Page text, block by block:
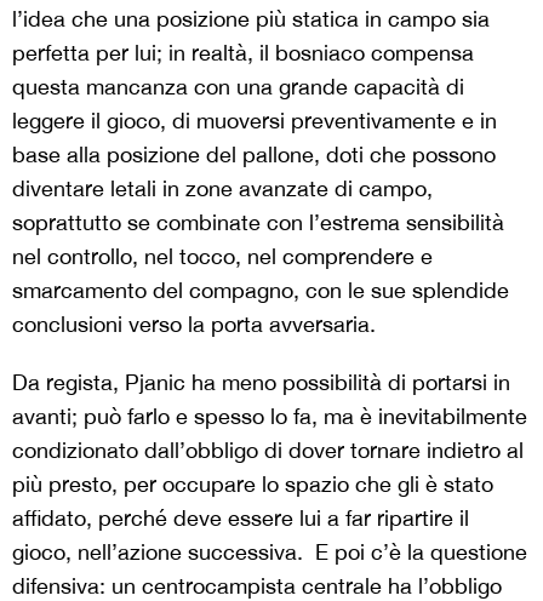
l’idea che una posizione più statica in campo sia
perfetta per lui; in realtà, il bosniaco compensa
questa mancanza con una grande capacità di
leggere il gioco, di muoversi preventivamente e in
base alla posizione del pallone, doti che possono
diventare letali in zone avanzate di campo,
soprattutto se combinate con l’estrema sensibilità
nel controllo, nel tocco, nel comprendere e
smarcamento del compagno, con le sue splendide
conclusioni verso la porta avversaria.
Da regista, Pjanic ha meno possibilità di portarsi in
avanti; può farlo e spesso lo fa, ma è inevitabilmente
condizionato dall’obbligo di dover tornare indietro al
più presto, per occupare lo spazio che gli è stato
affidato, perché deve essere lui a far ripartire il
gioco, nell’azione successiva. E poi c’è la questione
difensiva: un centrocampista centrale ha l’obbligo